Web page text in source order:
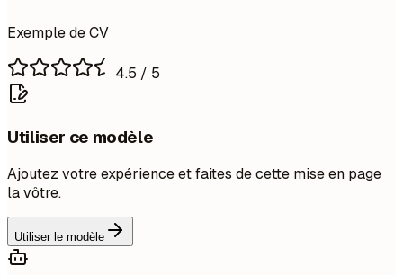
Exemple de CV
4.5 / 5
Utiliser ce modèle
Ajoutez votre expérience et faites de cette mise en page
la vôtre.
Utiliser le modèle